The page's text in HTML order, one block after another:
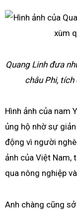
Quang Linh đưa
châu Phi,
Hình ảnh của nam
ủng hộ nhờ sự
động vì người
ảnh của Việt Nam,
qua nông nghiệp
Anh chàng cũng